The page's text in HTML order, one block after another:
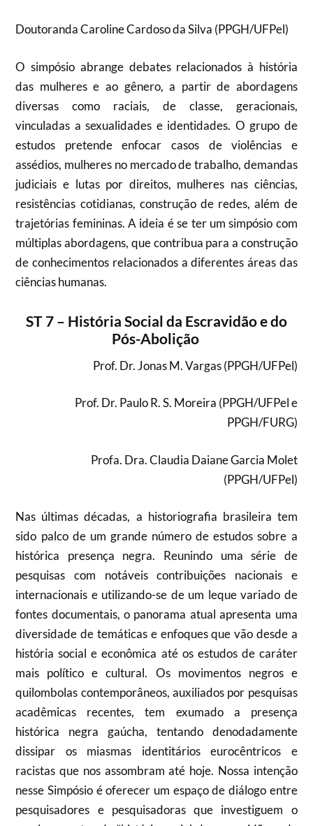
Doutoranda Caroline Cardoso da Silva (PPGH/UFPel)
O simpósio abrange debates relacionados à história
das mulheres e ao gênero, a partir de abordagens
diversas como raciais, de classe, geracionais,
vinculadas a sexualidades e identidades. O grupo de
estudos pretende enfocar casos de violências e
assédios, mulheres no mercado de trabalho, demandas
judiciais e lutas por direitos, mulheres nas ciências,
resistências cotidianas, construção de redes, além de
trajetórias femininas. A ideia é se ter um simpósio com
múltiplas abordagens, que contribua para a construção
de conhecimentos relacionados a diferentes áreas das
ciências humanas.
ST 7 – História Social da Escravidão e do
Pós-Abolição
Prof. Dr. Jonas M. Vargas (PPGH/UFPel)
Prof. Dr. Paulo R. S. Moreira (PPGH/UFPel e
PPGH/FURG)
Profa. Dra. Claudia Daiane Garcia Molet
(PPGH/UFPel)
Nas últimas décadas, a historiografia brasileira tem
sido palco de um grande número de estudos sobre a
histórica presença negra. Reunindo uma série de
pesquisas com notáveis contribuições nacionais e
internacionais e utilizando-se de um leque variado de
fontes documentais, o panorama atual apresenta uma
diversidade de temáticas e enfoques que vão desde a
história social e econômica até os estudos de caráter
mais político e cultural. Os movimentos negros e
quilombolas contemporâneos, auxiliados por pesquisas
acadêmicas recentes, tem exumado a presença
histórica negra gaúcha, tentando denodadamente
dissipar os miasmas identitários eurocêntricos e
racistas que nos assombram até hoje. Nossa intenção
nesse Simpósio é oferecer um espaço de diálogo entre
pesquisadores e pesquisadoras que investiguem o